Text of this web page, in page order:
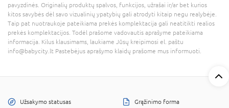
pavyzdinės. Originalių produktų spalvos, funkcijos, užrašai ir/ar bet kurios
kitos savybės dėl savo vizualinių ypatybių gali atrodyti kitaip negu realybėje.
Taip pat nuotraukoje pateikiama prekės komplektacija gali neatitikti realios
prekės komplektacijos. Todėl prašome vadovautis aprašyme pateikiama
informacija. Kilus klausimams, laukiame Jūsų kreipimosi el. paštu
info@babycity.lt Pastebėjus aprašymo klaidų prašome mus informuoti.
Užsakymo statusas Grąžinimo forma